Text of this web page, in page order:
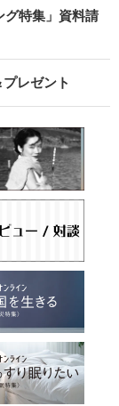
グ特集」資料請
レゼント